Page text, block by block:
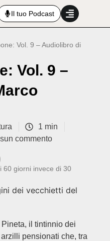
Il tuo Podcast
Vol. 9 – Audiolibro di
Vol. 9 –
1 min
commento
60 giorni invece di 30
il tintinnio dei
pensionati che, tra